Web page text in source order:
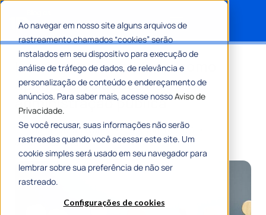
Ao navegar em nosso site alguns arquivos de
rastreamento chamados “cookies” serão
instalados em seu dispositivo para execução de
análise de tráfego de dados, de relevância e
personalização de conteúdo e endereçamento de
anúncios. Para saber mais, acesse nossoAviso de
Privacidade.
Se você recusar, suas informações não serão
rastreadas quando você acessar este site. Um
cookie simples será usado em seu navegador para
lembrar sobre sua preferência de não ser
rastreado.
Configurações de cookies
Interinstitucionalidade: como
aprimorar relações na
administração pública
Por Maria Flávia Tavares
25 Fevereiro 2025
8 Min De Leitura